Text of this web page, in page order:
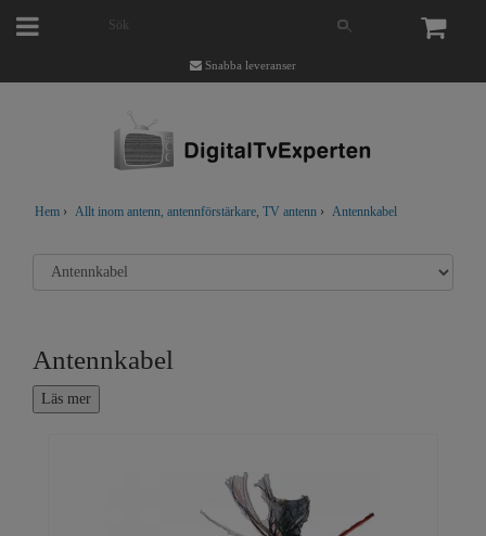
Snabba leveranser
Hem › Allt inom antenn, antennförstärkare, TV antenn › Antennkabel
Antennkabel